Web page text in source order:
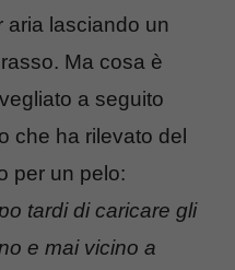
aria lasciando un
Ma cosa è
a seguito
che ha rilevato del
per un pelo:
tardi di caricare gli
e mai vicino a